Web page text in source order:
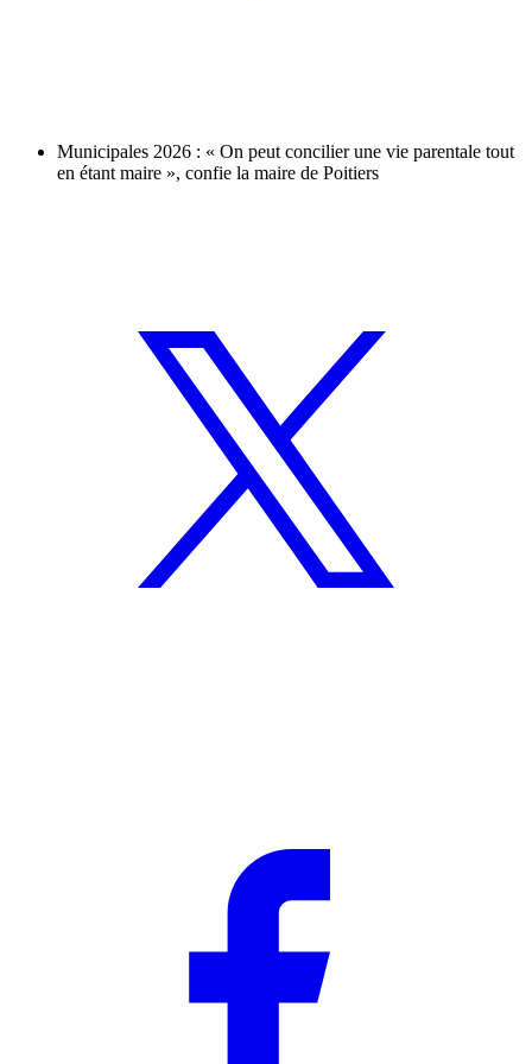
Municipales 2026 : « On peut concilier une vie parentale tout
en étant maire », confie la maire de Poitiers